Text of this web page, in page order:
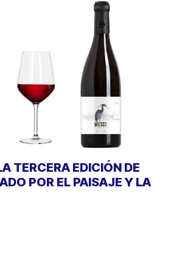
TERCERA EDICIÓN DE
POR EL PAISAJE Y LA